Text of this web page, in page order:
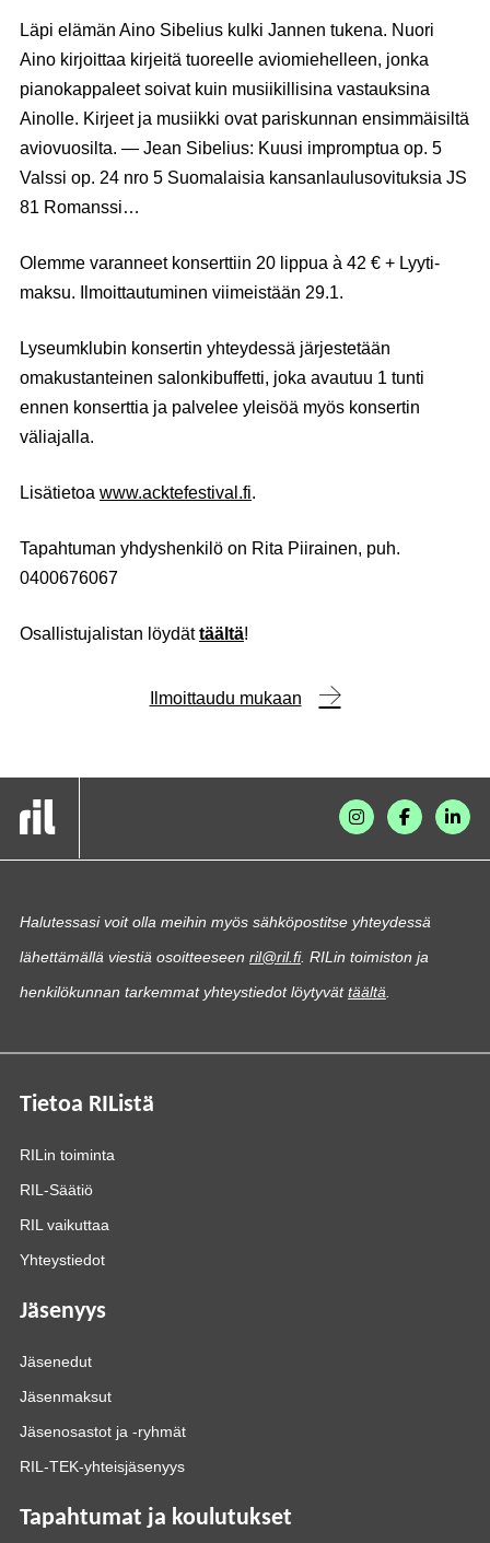
Läpi elämän Aino Sibelius kulki Jannen tukena. Nuori
Aino kirjoittaa kirjeitä tuoreelle aviomiehelleen, jonka
pianokappaleet soivat kuin musiikillisina vastauksina
Ainolle. Kirjeet ja musiikki ovat pariskunnan ensimmäisiltä
aviovuosilta. — Jean Sibelius: Kuusi impromptua op. 5
Valssi op. 24 nro 5 Suomalaisia kansanlaulusovituksia JS
81 Romanssi…
Olemme varanneet konserttiin 20 lippua à 42 € + Lyyti-
maksu. Ilmoittautuminen viimeistään 29.1.
Lyseumklubin konsertin yhteydessä järjestetään
omakustanteinen salonkibuffetti, joka avautuu 1 tunti
ennen konserttia ja palvelee yleisöä myös konsertin
väliajalla.
Lisätietoa www.acktefestival.fi.
Tapahtuman yhdyshenkilö on Rita Piirainen, puh.
0400676067
Osallistujalistan löydättäältä!
Ilmoittaudu mukaan
Halutessasi voit olla meihin myös sähköpostitse yhteydessä
lähettämällä viestiä osoitteeseen ril@ril.fi. RILin toimiston ja
henkilökunnan tarkemmat yhteystiedot löytyvättäältä
Tietoa RIListä
RILin toiminta
RIL-Säätiö
RIL vaikuttaa
Yhteystiedot
Jäsenyys
Jäsenedut
Jäsenmaksut
Jäsenosastot ja -ryhmät
RIL-TEK-yhteisjäsenyys
Tapahtumat ja koulutukset